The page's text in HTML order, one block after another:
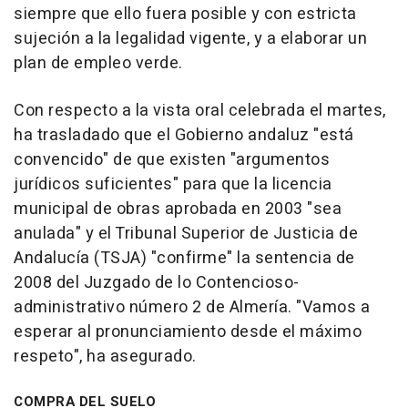
siempre que ello fuera posible y con estricta
sujeción a la legalidad vigente, y a elaborar un
plan de empleo verde.
Con respecto a la vista oral celebrada el martes,
ha trasladado que el Gobierno andaluz "está
convencido" de que existen "argumentos
jurídicos suficientes" para que la licencia
municipal de obras aprobada en 2003 "sea
anulada" y el Tribunal Superior de Justicia de
Andalucía (TSJA) "confirme" la sentencia de
2008 del Juzgado de lo Contencioso-
administrativo número 2 de Almería. "Vamos a
esperar al pronunciamiento desde el máximo
respeto", ha asegurado.
COMPRA DEL SUELO